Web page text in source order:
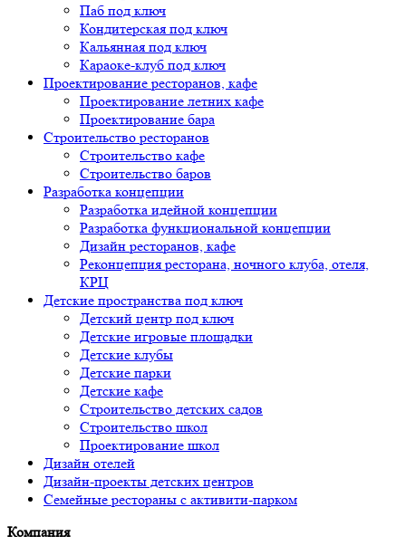
Паб под ключ
Кондитерская под ключ
Кальянная под ключ
Караоке-клуб под ключ
Проектирование ресторанов, кафе
Проектирование летних кафе
Проектирование бара
Строительство ресторанов
Строительство кафе
Строительство баров
Разработка концепции
Разработка идейной концепции
Разработка функциональной концепции
Дизайн ресторанов, кафе
Реконцепция ресторана, ночного клуба, отеля,
КРЦ
Детские пространства под ключ
Детский центр под ключ
Детские игровые площадки
Детские клубы
Детские парки
Детские кафе
Строительство детских садов
Строительство школ
Проектирование школ
Дизайн отелей
Дизайн-проекты детских центров
Семейные рестораны с активити-парком
Компания